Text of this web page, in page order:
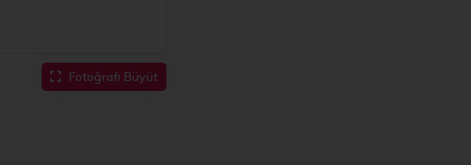
Fotoğrafı Büyüt